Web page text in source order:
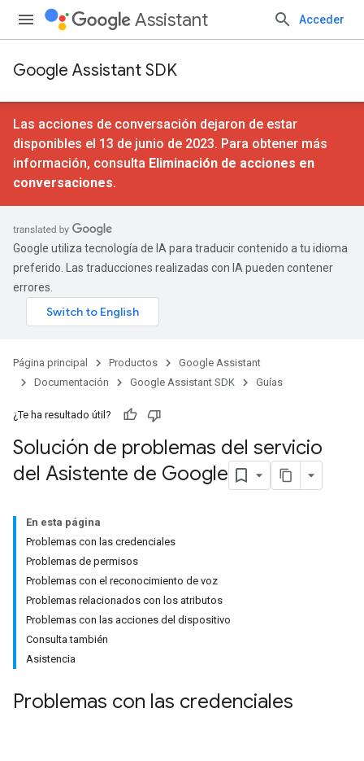
Assistant Acceder
Google Assistant SDK
Las acciones de conversación dejaron de estar
disponibles el 13 de junio de 2023. Para obtener más
información, consulta Eliminación de acciones en
conversaciones.
Google utiliza tecnología de IA para traducir contenido a tu idioma
preferido. Las traducciones realizadas con IA pueden contener
errores.
Página principal Productos
Google Assistant
Documentación
Google Assistant SDK Guías
¿Te ha resultado útil?
Solución de problemas del servicio
del Asistente de Google
En esta página
Problemas con las credenciales
Problemas de permisos
Problemas con el reconocimiento de voz
Problemas relacionados con los atributos
Problemas con las acciones del dispositivo
Consulta también
Asistencia
Problemas con las credenciales